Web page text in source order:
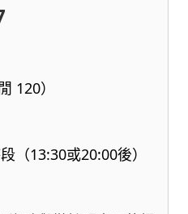
120）
（13:30或20:00後）